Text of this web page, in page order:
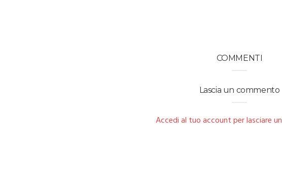
COMMENTI
Lascia un commento
Accedi al tuo account per lasciare